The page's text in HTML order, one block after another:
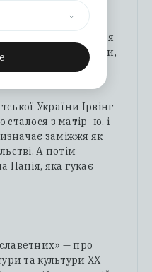
вирішує
й помирає там
хоче повернутися
на листи,
а сімʼя тітки її
України Ірвінг
з матірʼю, і
заміжжя як
А потім
Панія, яка гукає
— про
та культури ХХ